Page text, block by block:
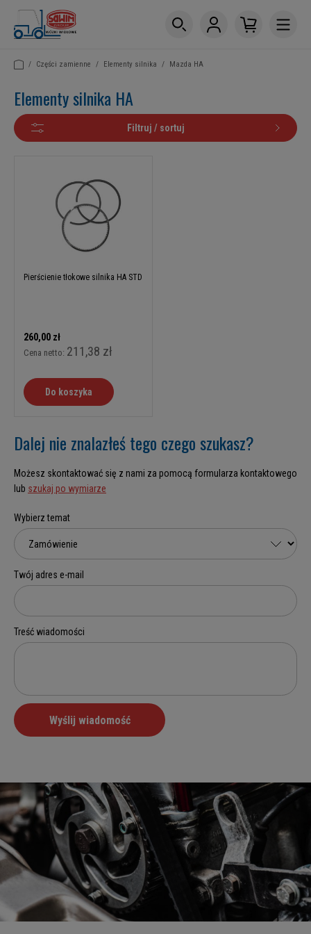
/ Części zamienne / Elementy silnika / Mazda HA
Elementy silnika HA
Filtruj / sortuj
Pierścienie tłokowe silnika HA STD
260,00 zł
Cena netto: 211,38 zł
Do koszyka
Dalej nie znalazłeś tego czego szukasz?
Możesz skontaktować się z nami za pomocą formularza kontaktowego
lub szukaj po wymiarze